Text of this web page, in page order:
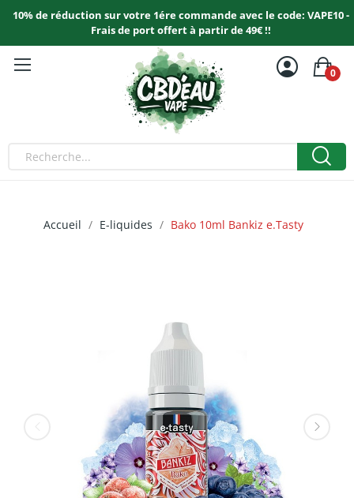
10% de réduction sur votre 1ére commande avec le code: VAPE10 -
Frais de port offert à partir de 49€ !!
0
Accueil E-liquides Bako 10ml Bankiz e.Tasty